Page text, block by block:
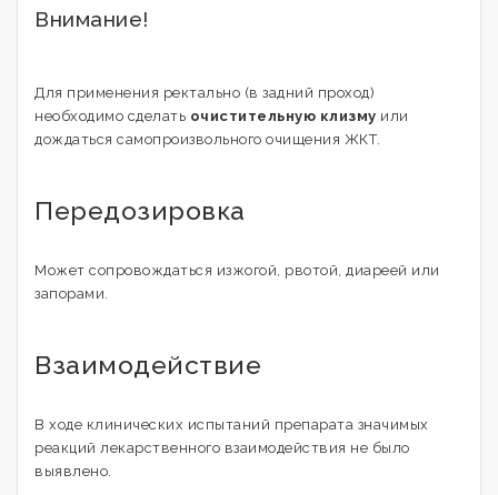
Внимание!
Для применения ректально (в задний проход)
необходимо сделать очистительную клизму или
дождаться самопроизвольного очищения ЖКТ.
Передозировка
Может сопровождаться изжогой, рвотой, диареей или
запорами.
Взаимодействие
В ходе клинических испытаний препарата значимых
реакций лекарственного взаимодействия не было
выявлено.